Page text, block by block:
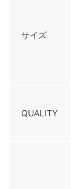
サイズ
QUALITY